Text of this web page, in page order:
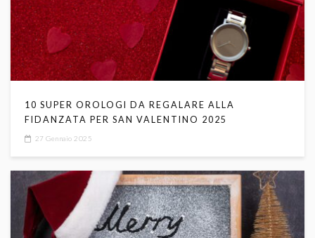
10 SUPER OROLOGI DA REGALARE ALLA
FIDANZATA PER SAN VALENTINO 2025
27 Gennaio 2025